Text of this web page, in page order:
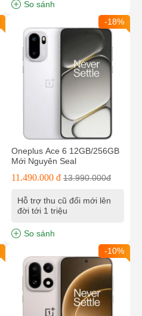
So sánh
-18%
Oneplus Ace 6 12GB/256GB
Mới Nguyên Seal
11.490.000 đ 13.990.000đ
Hỗ trợ thu cũ đổi mới lên
đời tới 1 triệu
So sánh
-10%